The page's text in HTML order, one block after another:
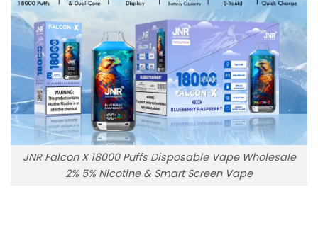
JNR Falcon X 18000 Puffs Disposable Vape Wholesale
2% 5% Nicotine & Smart Screen Vape